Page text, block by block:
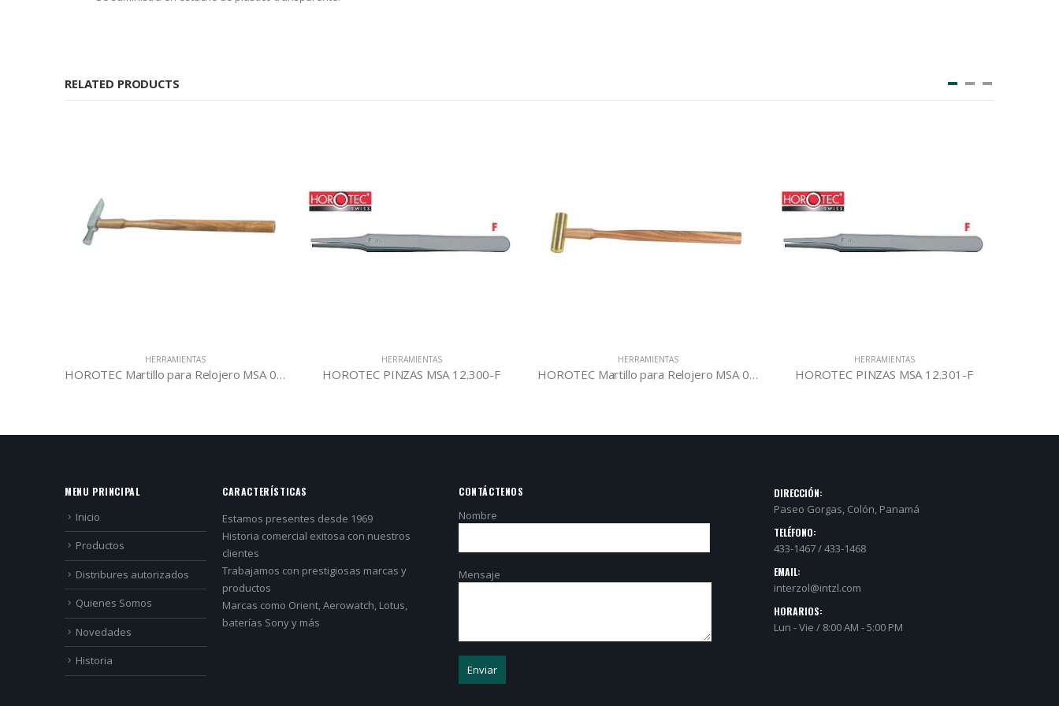
RELATED PRODUCTS
HERRAMIENTAS
HOROTEC Martillo para Relojero MSA 04.002
HERRAMIENTAS
HOROTEC PINZAS MSA 12.300-F
HERRAMIENTAS
HOROTEC Martillo para Relojero MSA 04.010
HERRAMIENTAS
HOROTEC PINZAS MSA 12.301-F
MENU PRINCIPAL
Inicio
Productos
Distribures autorizados
Quienes Somos
Novedades
Historia
CARACTERÍSTICAS
Estamos presentes desde 1969
Historia comercial exitosa con nuestros
clientes
Trabajamos con prestigiosas marcas y
productos
Marcas como Orient, Aerowatch, Lotus,
baterías Sony y más
CONTÁCTENOS
Nombre
Mensaje
DIRECCIÓN:
Paseo Gorgas, Colón, Panamá
TELÉFONO:
433-1467 / 433-1468
EMAIL:
interzol@intzl.com
HORARIOS:
Lun - Vie / 8:00 AM - 5:00 PM